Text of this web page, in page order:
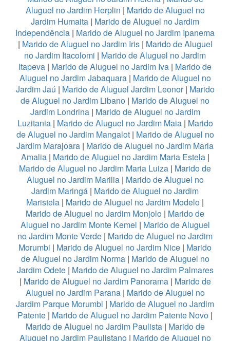
Aluguel no Jardim Herplin | Marido de Aluguel no
Jardim Humaita | Marido de Aluguel no Jardim
Independência | Marido de Aluguel no Jardim Ipanema
| Marido de Aluguel no Jardim Iris| Marido de Aluguel
no Jardim Itacolomi | Marido de Aluguel no Jardim
Itapeva | Marido de Aluguel no Jardim Iva | Marido de
Aluguel no Jardim Jabaquara| Marido de Aluguel no
Jardim Jaú | Marido de Aluguel Jardim Leonor| Marido
de Aluguel no Jardim Libano | Marido de Aluguel no
Jardim Londrina| Marido de Aluguel no Jardim
Luzitania| Marido de Aluguel no Jardim Maia| Marido
de Aluguel no Jardim Mangalot| Marido de Aluguel no
Jardim Marajoara | Marido de Aluguel no Jardim Maria
Amalia| Marido de Aluguel no Jardim Maria Estela|
Marido de Aluguel no Jardim Maria Luiza | Marido de
Aluguel no Jardim Marilia| Marido de Aluguel no
Jardim Maringá | Marido de Aluguel no Jardim
Maristela | Marido de Aluguel no Jardim Modelo |
Marido de Aluguel no Jardim Monjolo | Marido de
Aluguel no Jardim Monte Kemel | Marido de Aluguel
no Jardim Monte Verde | Marido de Aluguel no Jardim
Morumbi | Marido de Aluguel no Jardim Nice | Marido
de Aluguel no Jardim Norma| Marido de Aluguel no
Jardim Odete| Marido de Aluguel no Jardim Palmares
| Marido de Aluguel no Jardim Panorama| Marido de
Aluguel no Jardim Parana| Marido de Aluguel no
Jardim Parque Morumbi | Marido de Aluguel no Jardim
Patente | Marido de Aluguel no Jardim Patente Novo |
Marido de Aluguel no Jardim Paulista| Marido de
Aluguel no Jardim Paulistano| Marido de Aluguel no